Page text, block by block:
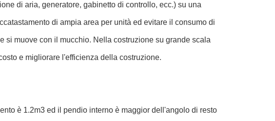
di aria, generatore, gabinetto di controllo, ecc.) su una
di ampia area per unità ed evitare il consumo di
si muove con il mucchio. Nella costruzione su grande scala
e migliorare l'efficienza della costruzione.
è 1.2m3 ed il pendio interno è maggior dell'angolo di resto